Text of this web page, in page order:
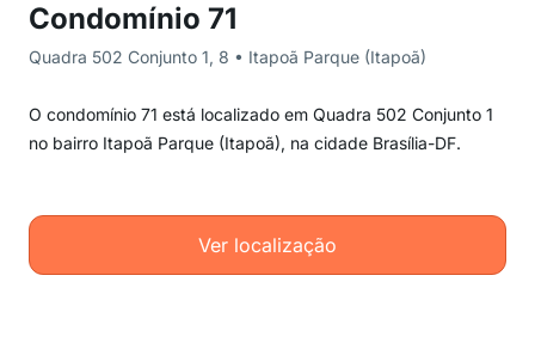
Condomínio 71
Quadra 502 Conjunto 1, 8 • Itapoã Parque (Itapoã)
O condomínio 71 está localizado em Quadra 502 Conjunto 1
no bairro Itapoã Parque (Itapoã), na cidade Brasília-DF.
Ver localização